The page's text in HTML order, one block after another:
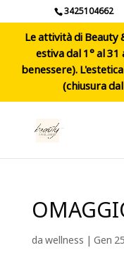
3425104662
Le attività di Beauty
estiva dal 1° al
benessere).
(chiusura
dawellness | Gen